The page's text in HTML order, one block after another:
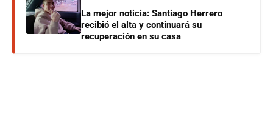
La mejor noticia: Santiago Herrero
recibió el alta y continuará su
recuperación en su casa